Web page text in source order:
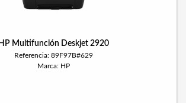
HP Multifunción Deskjet 2920
Referencia: 89F97B#629
Marca: HP